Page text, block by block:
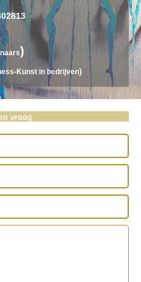
)
Kunst in bedrijven)
vraag